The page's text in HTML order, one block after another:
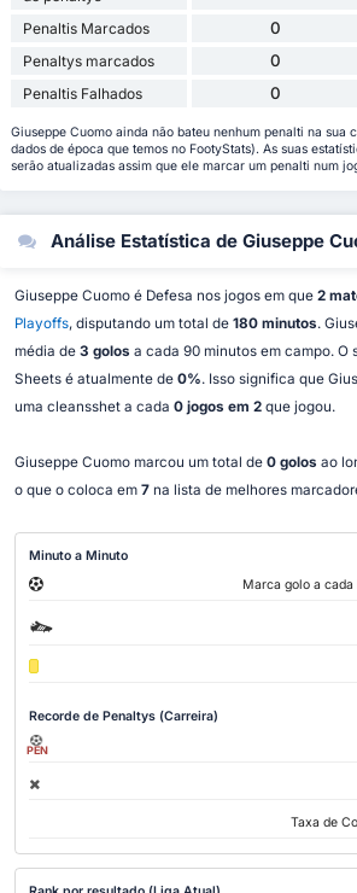
Penaltis Marcados 0
Penaltys marcados 0
Penaltis Falhados 0
Giuseppe Cuomo ainda não bateu nenhum penalti na sua
dados de época que temos no FootyStats). As suas
serão atualizadas assim que ele marcar um penalti num
Análise Estatística de Giuseppe
Giuseppe Cuomo é Defesa nos jogos em que 2
Playoffs, disputando um total de 180 minutos.
média de 3 golos a cada 90 minutos em campo. O
Sheets é atualmente de 0%. Isso significa que
uma cleansshet a cada 0 jogos em 2que jogou.
Giuseppe Cuomo marcou um total de 0 golos ao
o que o coloca em 7na lista de melhores
Minuto a Minuto
Marca golo a cada
Recorde de Penaltys (Carreira)
PEN
Taxa de